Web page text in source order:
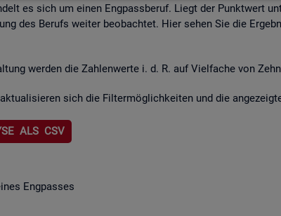
es sich um einen Eng­pass­be­ruf. Liegt der Punkt­wert
des Be­rufs wei­ter be­ob­ach­tet. Hier sehen Sie die
wer­den die Zah­len­wer­te i. d. R. auf Viel­fa­che von
sich die Fil­ter­mög­lich­kei­ten und die
ALS CSV
Eng­pas­ses